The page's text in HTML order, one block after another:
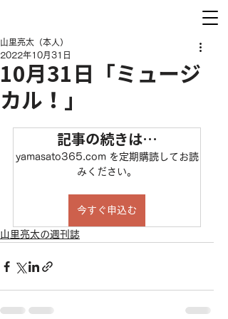
10月31日「ミュージ
カル！」
山里亮太（本人）
2022年10月31日
記事の続きは…
yamasato365.com を定期購読してお読
みください。
今すぐ申込む
山里亮太の週刊誌